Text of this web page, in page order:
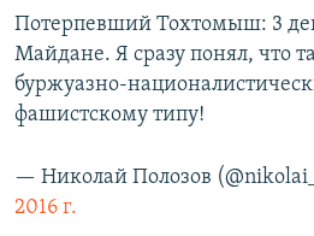
Потерпевший Тохтомыш: 3
Майдане. Я сразу понял, что
буржуазно-
фашистскому типу!
— Николай Полозов
2016 г.